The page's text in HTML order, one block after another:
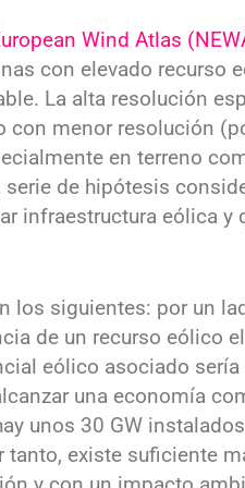
Wind Atlas
con elevado recurso
La alta resolución
menor resolución
en terreno
serie de hipótesis
infraestructura eólica y
los siguientes: por un
de un recurso eólico
eólico asociado
una economía
unos 30 GW
tanto, existe suficiente